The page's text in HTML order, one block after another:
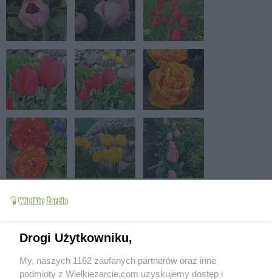
Drogi Użytkowniku,
My, naszych 1162 zaufanych partnerów oraz inne
podmioty z Wielkiezarcie.com uzyskujemy dostęp i